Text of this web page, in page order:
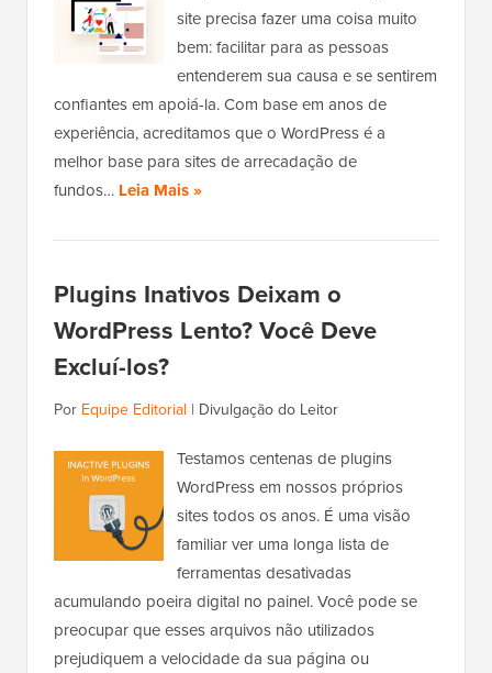
site precisa fazer uma coisa muito
bem: facilitar para as pessoas
entenderem sua causa e se sentirem
confiantes em apoiá-la. Com base em anos de
experiência, acreditamos que o WordPress é a
melhor base para sites de arrecadação de
fundos… Leia Mais »
Plugins Inativos Deixam o
WordPress Lento? Você Deve
Excluí-los?
Por Equipe Editorial | Divulgação do Leitor
Testamos centenas de plugins
WordPress em nossos próprios
sites todos os anos. É uma visão
familiar ver uma longa lista de
ferramentas desativadas
acumulando poeira digital no painel. Você pode se
preocupar que esses arquivos não utilizados
prejudiquem a velocidade da sua página ou